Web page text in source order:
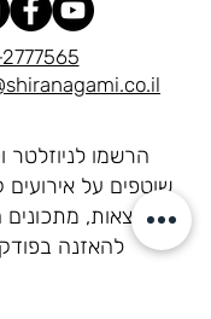
הרשמו לניוזלטר
שוטפים על אירועים
הרצאות,
להאזנה